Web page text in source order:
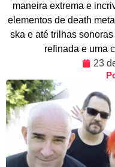
maneira extrema e
elementos de death
ska e até trilhas
refinada e uma
23